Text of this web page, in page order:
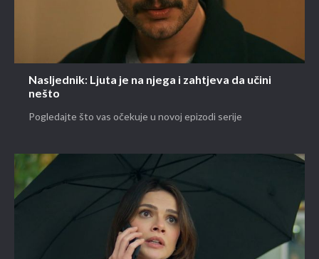
Nasljednik: Ljuta je na njega i zahtjeva da učini
nešto
Pogledajte što vas očekuje u novoj epizodi serije